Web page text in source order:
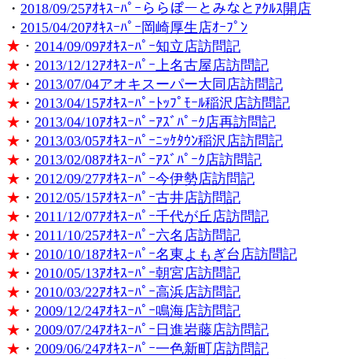
・ 2018/09/25ｱｵｷｽｰﾊﾟｰららぽーとみなとｱｸﾙｽ開店
・ 2015/04/20ｱｵｷｽｰﾊﾟｰ岡崎厚生店ｵｰﾌﾟﾝ
★ ・ 2014/09/09ｱｵｷｽｰﾊﾟｰ知立店訪問記
★ ・ 2013/12/12ｱｵｷｽｰﾊﾟｰ上名古屋店訪問記
★ ・ 2013/07/04アオキスーパー大同店訪問記
★ ・ 2013/04/15ｱｵｷｽｰﾊﾟｰﾄｯﾌﾟﾓｰﾙ稲沢店訪問記
★ ・ 2013/04/10ｱｵｷｽｰﾊﾟｰｱｽﾞﾊﾟｰｸ店再訪問記
★ ・ 2013/03/05ｱｵｷｽｰﾊﾟｰﾆｯｹﾀｳﾝ稲沢店訪問記
★ ・ 2013/02/08ｱｵｷｽｰﾊﾟｰｱｽﾞﾊﾟｰｸ店訪問記
★ ・ 2012/09/27ｱｵｷｽｰﾊﾟｰ今伊勢店訪問記
★ ・ 2012/05/15ｱｵｷｽｰﾊﾟｰ古井店訪問記
★ ・ 2011/12/07ｱｵｷｽｰﾊﾟｰ千代が丘店訪問記
★ ・ 2011/10/25ｱｵｷｽｰﾊﾟｰ六名店訪問記
★ ・ 2010/10/18ｱｵｷｽｰﾊﾟｰ名東よもぎ台店訪問記
★ ・ 2010/05/13ｱｵｷｽｰﾊﾟｰ朝宮店訪問記
★ ・ 2010/03/22ｱｵｷｽｰﾊﾟｰ高浜店訪問記
★ ・ 2009/12/24ｱｵｷｽｰﾊﾟｰ鳴海店訪問記
★ ・ 2009/07/24ｱｵｷｽｰﾊﾟｰ日進岩藤店訪問記
★ ・ 2009/06/24ｱｵｷｽｰﾊﾟｰ一色新町店訪問記